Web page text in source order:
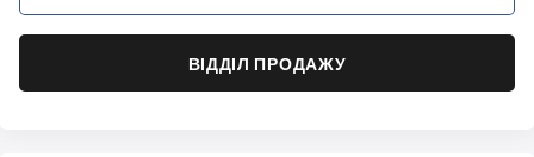
ВІДДІЛ ПРОДАЖУ